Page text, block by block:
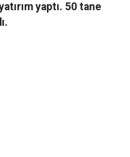
yaptı. 50 tane